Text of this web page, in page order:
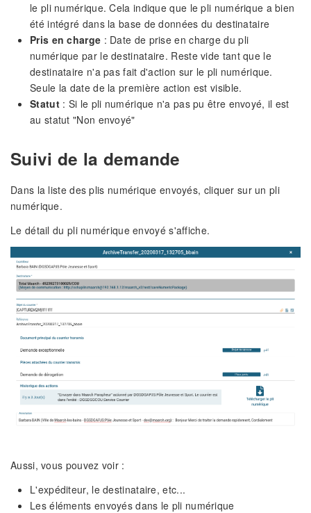
le pli numérique. Cela indique que le pli numérique a bien
été intégré dans la base de données du destinataire
Pris en charge : Date de prise en charge du pli
numérique par le destinataire. Reste vide tant que le
destinataire n'a pas fait d'action sur le pli numérique.
Seule la date de la première action est visible.
Statut: Si le pli numérique n'a pas pu être envoyé, il est
au statut "Non envoyé"
Suivi de la demande
Dans la liste des plis numérique envoyés, cliquer sur un pli
numérique.
Le détail du pli numérique envoyé s'affiche.
Aussi, vous pouvez voir :
L'expéditeur, le destinataire, etc...
Les éléments envoyés dans le pli numérique